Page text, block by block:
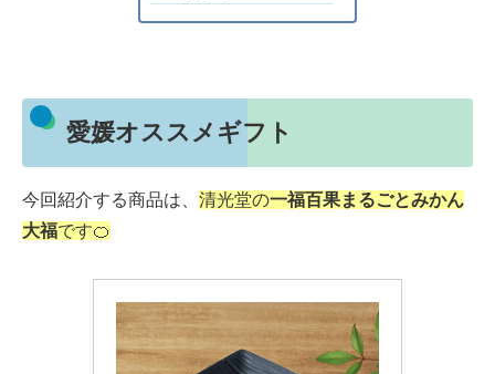
愛媛オススメギフト
今回紹介する商品は、 清光堂の一福百果まるごとみかん
大福です🍊